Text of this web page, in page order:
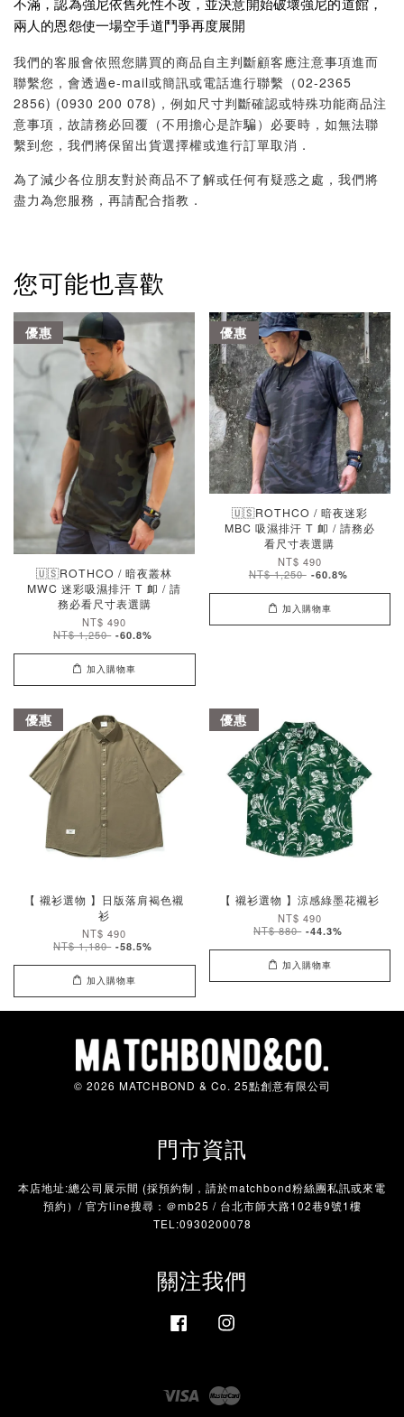
不滿，認為強尼依舊死性不改，並決意開始破壞強尼的道館，
兩人的恩怨使一場空手道鬥爭再度展開
我們的客服會依照您購買的商品自主判斷顧客應注意事項進而
聯繫您，會透過e-mail或簡訊或電話進行聯繫（02-2365
2856) (0930 200 078)，例如尺寸判斷確認或特殊功能商品注
意事項，故請務必回覆（不用擔心是詐騙）必要時，如無法聯
繫到您，我們將保留出貨選擇權或進行訂單取消．
為了減少各位朋友對於商品不了解或任何有疑惑之處，我們將
盡力為您服務，再請配合指教．
您可能也喜歡
優惠
🇺🇸ROTHCO / 暗夜叢林
MWC 迷彩吸濕排汗 T 卹 / 請
務必看尺寸表選購
NT$ 490
NT$ 1,250 -60.8%
加入購物車
優惠
🇺🇸ROTHCO / 暗夜迷彩
MBC 吸濕排汗 T 卹 / 請務必
看尺寸表選購
NT$ 490
NT$ 1,250 -60.8%
加入購物車
優惠
【 襯衫選物 】日版落肩褐色襯
衫
NT$ 490
NT$ 1,180 -58.5%
加入購物車
優惠
【 襯衫選物 】涼感綠墨花襯衫
NT$ 490
NT$ 880 -44.3%
加入購物車
© 2026 MATCHBOND & Co. 25點創意有限公司
門市資訊
本店地址:總公司展示間 (採預約制，請於matchbond粉絲團私訊或來電
預約）/ 官方line搜尋：＠mb25 / 台北市師大路102巷9號1樓
TEL:0930200078
關注我們
Facebook
Visa